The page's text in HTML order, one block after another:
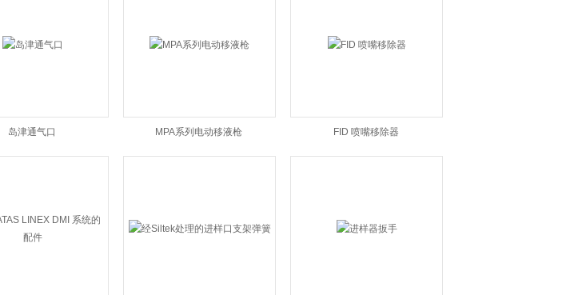
岛津通气口 MPA系列电动移液枪 FID 喷嘴移除器